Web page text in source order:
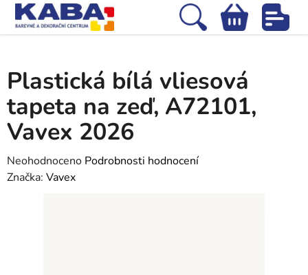
Přejít
obsah
Hledat
NÁKUPNÍ
Plastická bílá vliesová
tapeta na zeď, A72101,
Vavex 2026
Průměrné
hodnocení
Neohodnoceno Podrobnosti hodnocení
Značka: Vavex